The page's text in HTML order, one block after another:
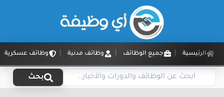
الرئيسية جميع الوظائف وظائف مدنية وظائف عسكرية
بحث